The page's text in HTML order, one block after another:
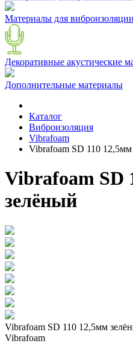
Материалы для виброизоляции
Декоративные акустические
Дополнительные материалы
Каталог
Виброизоляция
Vibrafoam
Vibrafoam SD 110
Vibrafoam SD
зелёный
Vibrafoam SD 110 12,5мм
Vibrafoam